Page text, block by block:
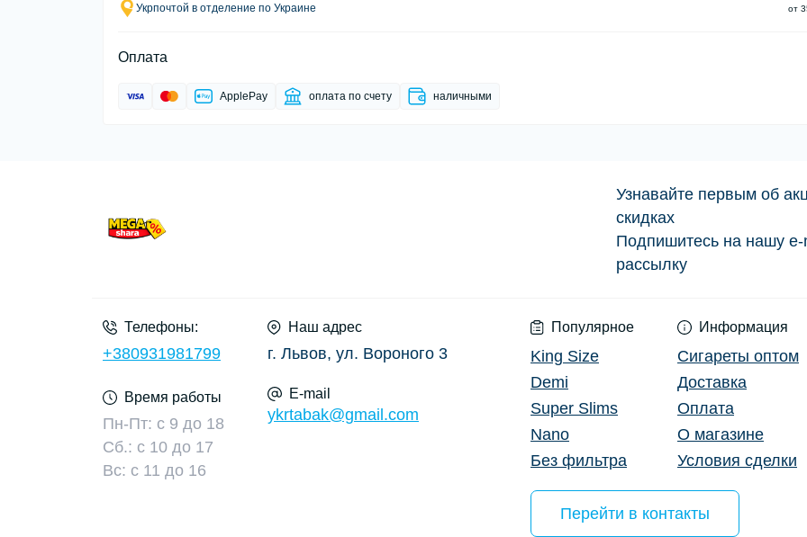
Укрпочтой в отделение по Украине от
Оплата
ApplePay оплата по счету наличными
Узнавайте первым об
скидках
Подпишитесь на нашу e-
рассылку
Условия сделки
Телефоны:
+380931981799
Время работы
Пн-Пт: с 9 до 18
Сб.: с 10 до 17
Вс: с 11 до 16
Наш адрес
г. Львов, ул. Вороного 3
E-mail
ykrtabak@gmail.com
Популярное
King Size
Demi
Super Slims
Nano
Без фильтра
Информация
Сигареты оптом
Доставка
Оплата
О магазине
Условия сделки
Перейти в контакты